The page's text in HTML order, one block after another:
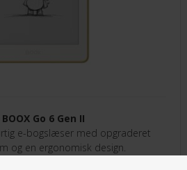
Go 6 Gen II
e-bogslæser med opgraderet
og en ergonomisk design.